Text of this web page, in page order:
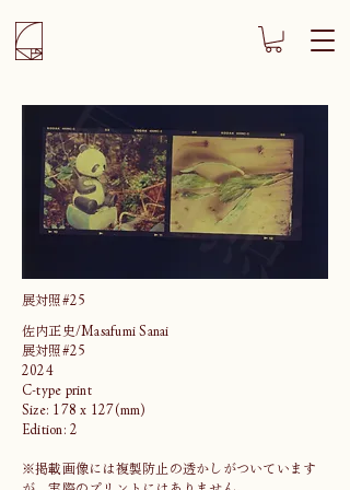
展対照#25
佐内正史/Masafumi Sanai
展対照#25
2024
C-type print
Size: 178 x 127(mm)
Edition: 2
※掲載画像には複製防止の透かしがついています
が、実際のプリントにはありません。